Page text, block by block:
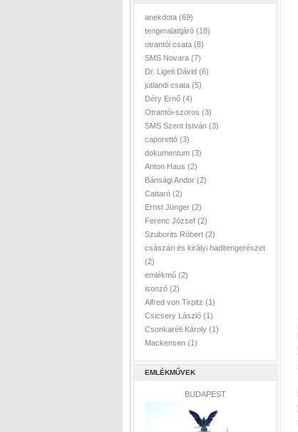
anekdota (69)
tengeralattjáró (18)
otrantói csata (8)
SMS Novara (7)
Dr. Ligeti Dávid (6)
jütlandi csata (5)
Déry Ernő (4)
Otrantói-szoros (3)
SMS Szent István (3)
caporettó (3)
dokumentum (3)
Anton Haus (2)
Bánsági Andor (2)
Cattaró (2)
Ernst Jünger (2)
Ferenc József (2)
Szuborits Róbert (2)
császári és királyi haditengerészet
(2)
emlékmű (2)
isonzó (2)
Alfred von Tirpitz (1)
Csicsery László (1)
Csonkaréti Károly (1)
Mackensen (1)
EMLÉKMŰVEK
BUDAPEST